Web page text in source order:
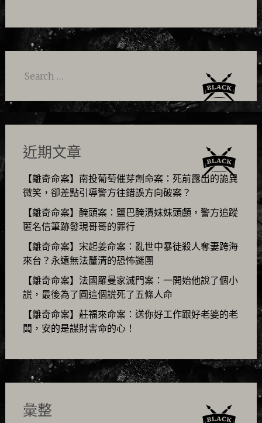
Search
近期文章
【離奇命案】南投葡萄催芽劑命案：死前露出的詭異
微笑，卻差點引導警方往錯誤方向破案？
【離奇命案】醃頭案：鹽巴醃漬妹妹頭顱，警方追蹤
匿名信筆跡發現哥哥的罪行
【離奇命案】宋起姜命案：亂世中暴徒殺人奪妻跨海
來台？永遠無法釐清的恐怖謎團
【離奇命案】法國羅曼家滅門案：一開始他說了個小
謊，最後為了圓這個謊死了五條人命
【離奇命案】莊福來命案：送你好工作跟好老婆的老
闆，安的是謀財害命的心！
彙整